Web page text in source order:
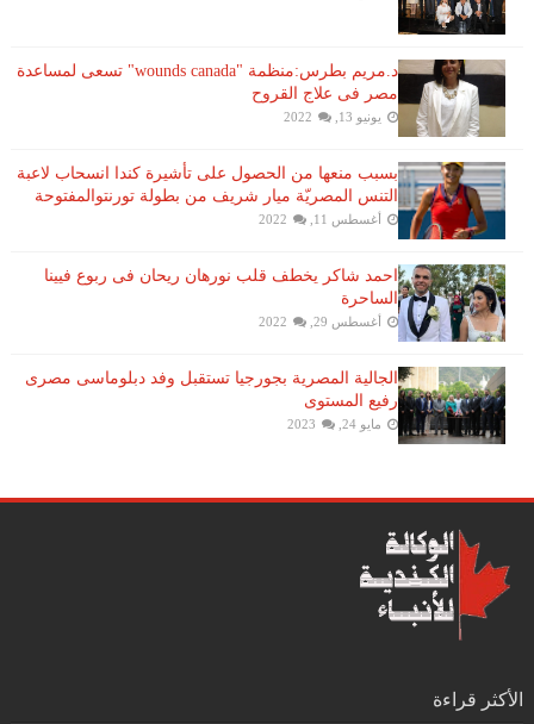
د.مريم بطرس:منظمة "wounds canada" تسعى لمساعدة
مصر فى علاج القروح
يونيو 13, 2022
بسبب منعها من الحصول على تأشيرة كندا انسحاب لاعبة ​
التنس​ المصريّة ​ميار شريف​ من بطولة ​تورنتو​المفتوحة
أغسطس 11, 2022
احمد شاكر يخطف قلب نورهان ريحان فى ربوع فيينا
الساحرة
أغسطس 29, 2022
الجالية المصرية بجورجيا تستقبل وفد دبلوماسى مصرى
رفيع المستوى
مايو 24, 2023
الأكثر قراءة